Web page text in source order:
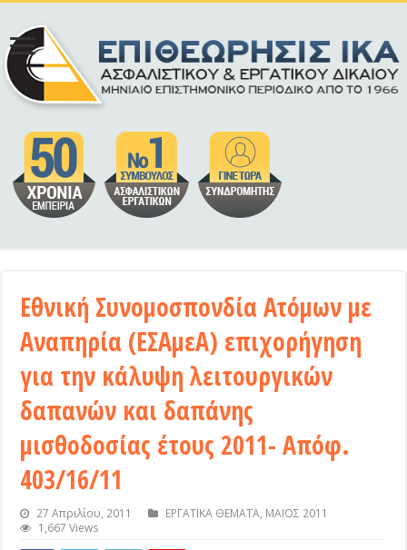
Εθνική Συνομοσπονδία Ατόμων με
Αναπηρία (ΕΣΑμεΑ) επιχορήγηση
για την κάλυψη λειτουργικών
δαπανών και δαπάνης
μισθοδοσίας έτους 2011- Απόφ.
403/16/11
27 Απριλίου, 2011 ΕΡΓΑΤΙΚΑ ΘΕΜΑΤΑ, ΜΑΪΟΣ 2011
1,667 Views